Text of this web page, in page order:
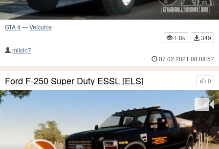
GTA 4—Veículos
1.8k
349
milcin7
07.02.2021 08:08:57
0
Ford F-250 Super Duty ESSL [ELS]